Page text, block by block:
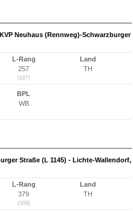
Neuhaus (Rennweg)-Schwarzburger
L-Rang
257
(187)
Land
TH
BPL
WB
Straße (L 1145) - Lichte-Wallendorf,
L-Rang
379
(309)
Land
TH